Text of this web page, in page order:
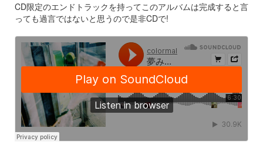
CD限定のエンドトラックを持ってこのアルバムは完成すると言
っても過言ではないと思うので是非CDで!